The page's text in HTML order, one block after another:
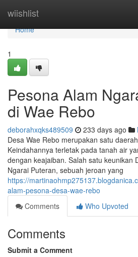
wiishlist
Home
Home
1
Pesona Alam
di Wae Rebo
deborahxqks489509 233 days ago
Desa Wae Rebo merupakan satu
Keindahannya terletak pada tanah air
dengan keajaiban. Salah satu keunikan
Ngarai Puteran, sebuah jeroan yang
https://
alam-pesona-desa-wae-rebo
Comments
Who Upvoted
Comments
Submit a Comment